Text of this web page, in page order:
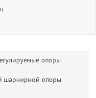
опоры
шарнирной опоры